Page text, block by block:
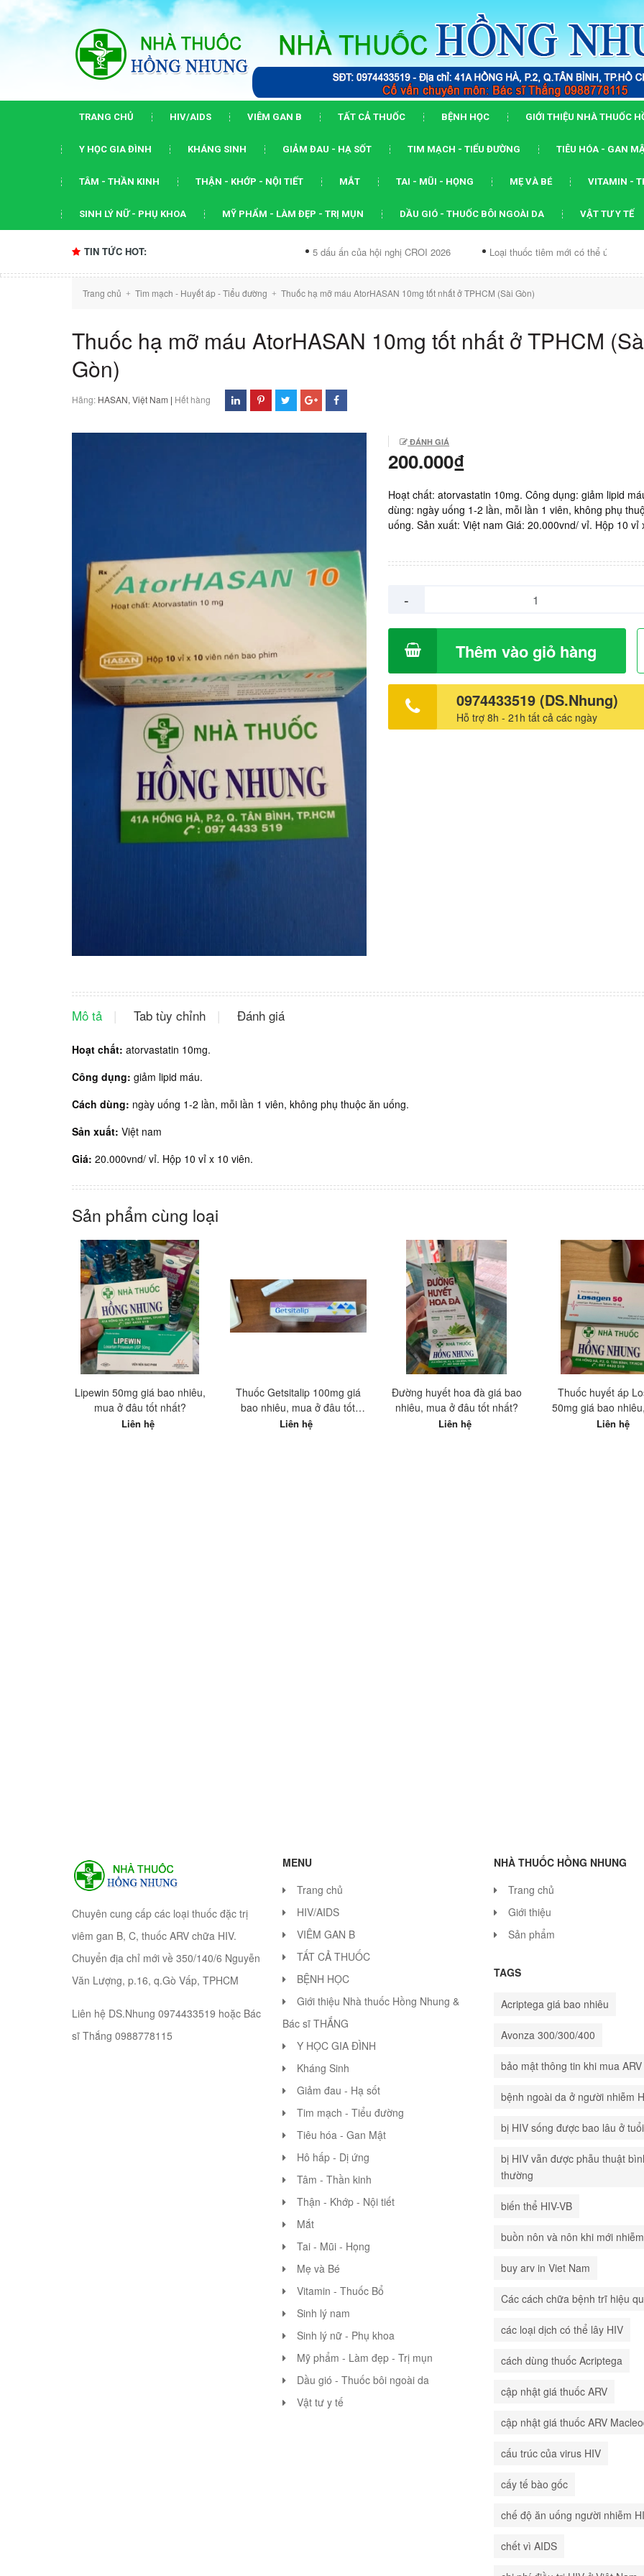
TRANG CHỦ HIV/AIDS VIÊM GAN B TẤT CẢ THUỐC BỆNH HỌC GIỚI THIỆU NHÀ THUỐC
Y HỌC GIA ĐÌNH KHÁNG SINH GIẢM ĐAU - HẠ SỐT TIM MẠCH - TIỂU ĐƯỜNG TIÊU HÓA - GAN
TÂM - THẦN KINH THẬN - KHỚP - NỘI TIẾT MẮT TAI - MŨI - HỌNG MẸ VÀ BÉ VITAMIN -
SINH LÝ NỮ - PHỤ KHOA MỸ PHẨM - LÀM ĐẸP - TRỊ MỤN DẦU GIÓ - THUỐC BÔI NGOÀI DA VẬT TƯ Y TẾ
TIN TỨC HOT: 5 dấu ấn của hội nghị CROI 2026 Loại thuốc tiêm mới có thể ức chế...
Trang chủ + Tim mạch - Huyết áp - Tiểu đường + Thuốc hạ mỡ máu AtorHASAN 10mg tốt nhất ở TPHCM (Sài Gòn)
Thuốc hạ mỡ máu AtorHASAN 10mg tốt nhất ở TPHCM
Gòn)
Hãng: HASAN, Việt Nam | Hết hàng
ĐÁNH GIÁ
200.000₫
Hoạt chất: atorvastatin 10mg. Công dụng: giảm lipid
dùng: ngày uống 1-2 lần, mỗi lần 1 viên, không phụ
uống. Sản xuất: Việt nam Giá: 20.000vnd/ vỉ. Hộp 10 vỉ
-
Thêm vào giỏ hàng
0974433519 (DS.Nhung)
Hỗ trợ 8h - 21h tất cả các ngày
Mô tả Tab tùy chỉnh Đánh giá
Hoạt chất: atorvastatin 10mg.
Công dụng: giảm lipid máu.
Cách dùng: ngày uống 1-2 lần, mỗi lần 1 viên, không phụ thuộc ăn uống.
Sản xuất: Việt nam
Giá: 20.000vnd/ vỉ. Hộp 10 vỉ x 10 viên.
Sản phẩm cùng loại
Lipewin 50mg giá bao nhiêu,
mua ở đâu tốt nhất?
Liên hệ
Thuốc Getsitalip 100mg giá
bao nhiêu, mua ở đâu tốt
nhất?
Liên hệ
Đường huyết hoa đà giá bao
nhiêu, mua ở đâu tốt nhất?
Liên hệ
Thuốc huyết áp
50mg giá bao
đâu tốt nhất?
Liên hệ
Chuyên cung cấp các loại thuốc đặc trị
viêm gan B, C, thuốc ARV chữa HIV.
Chuyển địa chỉ mới về 350/140/6 Nguyễn
Văn Lượng, p.16, q.Gò Vấp, TPHCM
Liên hệ DS.Nhung 0974433519 hoặc Bác
sĩ Thắng 0988778115
MENU
Trang chủ
HIV/AIDS
VIÊM GAN B
TẤT CẢ THUỐC
BỆNH HỌC
Giới thiệu Nhà thuốc Hồng Nhung &
Bác sĩ THẮNG
Y HỌC GIA ĐÌNH
Kháng Sinh
Giảm đau - Hạ sốt
Tim mạch - Tiểu đường
Tiêu hóa - Gan Mật
Hô hấp - Dị ứng
Tâm - Thần kinh
Thận - Khớp - Nội tiết
Mắt
Tai - Mũi - Họng
Mẹ và Bé
Vitamin - Thuốc Bổ
Sinh lý nam
Sinh lý nữ - Phụ khoa
Mỹ phẩm - Làm đẹp - Trị mụn
Dầu gió - Thuốc bôi ngoài da
Vật tư y tế
NHÀ THUỐC HỒNG NHUNG
Trang chủ
Giới thiệu
Sản phẩm
TAGS
Acriptega giá bao nhiêu
Avonza 300/300/400
bảo mật thông tin khi mua ARV
bệnh ngoài da ở người nhiễm
bị HIV sống được bao lâu ở
bị HIV vẫn được phẫu thuật
thường
biến thể HIV-VB
buồn nôn và nôn khi mới
buy arv in Viet Nam
Các cách chữa bệnh trĩ hiệu
các loại dịch có thể lây HIV
cách dùng thuốc Acriptega
cập nhật giá thuốc ARV
cập nhật giá thuốc ARV
cấu trúc của virus HIV
cấy tế bào gốc
chế độ ăn uống người nhiễm
chết vì AIDS